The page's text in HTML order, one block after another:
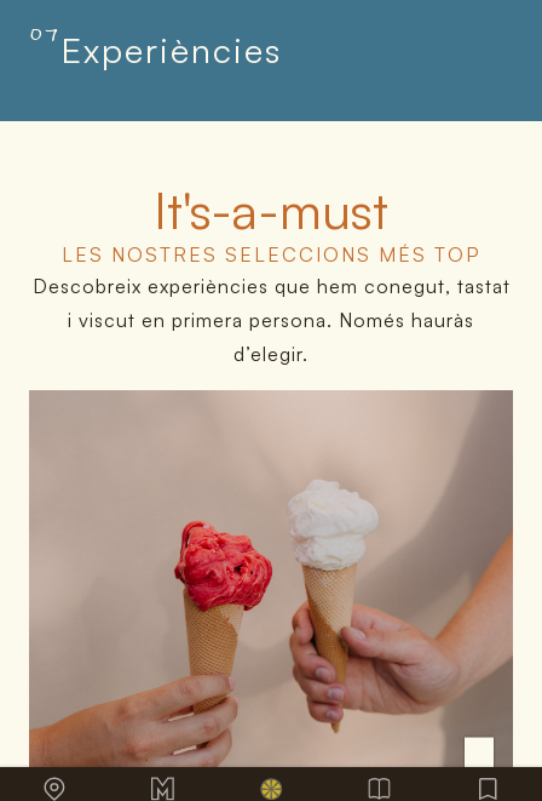
07Experiències
It's-a-must
LES NOSTRES SELECCIONS MÉS TOP
Descobreix experiències que hem conegut, tastat
i viscut en primera persona. Només hauràs
d’elegir.